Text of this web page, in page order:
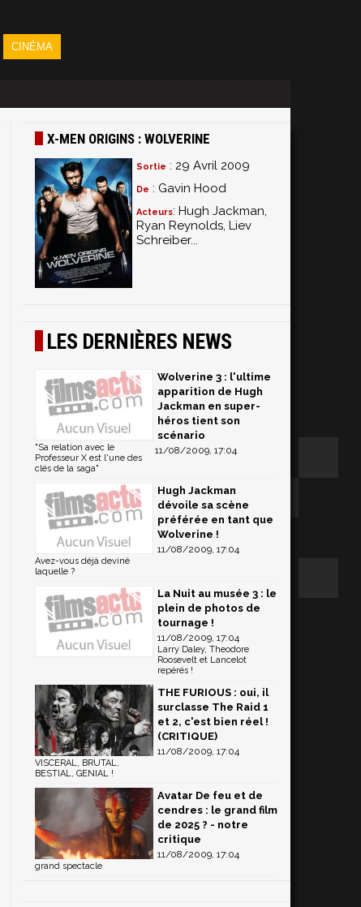
CINÉMA
X-MEN ORIGINS : WOLVERINE
Sortie : 29 Avril 2009
De : Gavin Hood
Acteurs: Hugh Jackman,
Ryan Reynolds, Liev
Schreiber...
LES DERNIÈRES NEWS
Wolverine 3 : l'ultime
apparition de Hugh
Jackman en super-
héros tient son
scénario
11/08/2009, 17:04
"Sa relation avec le
Professeur X est l'une des
clés de la saga"
Hugh Jackman
dévoile sa scène
préférée en tant que
Wolverine !
11/08/2009, 17:04
Avez-vous déjà deviné
laquelle ?
La Nuit au musée 3 : le
plein de photos de
tournage !
11/08/2009, 17:04
Larry Daley, Theodore
Roosevelt et Lancelot
repérés !
THE FURIOUS : oui, il
surclasse The Raid 1
et 2, c'est bien réel !
(CRITIQUE)
11/08/2009, 17:04
VISCERAL, BRUTAL,
BESTIAL, GENIAL !
Avatar De feu et de
cendres : le grand film
de 2025 ? - notre
critique
11/08/2009, 17:04
grand spectacle